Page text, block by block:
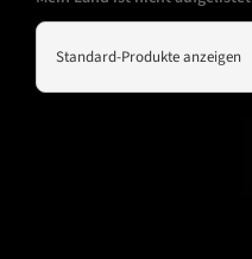
WeChat
Standard-Produkte anzeigen